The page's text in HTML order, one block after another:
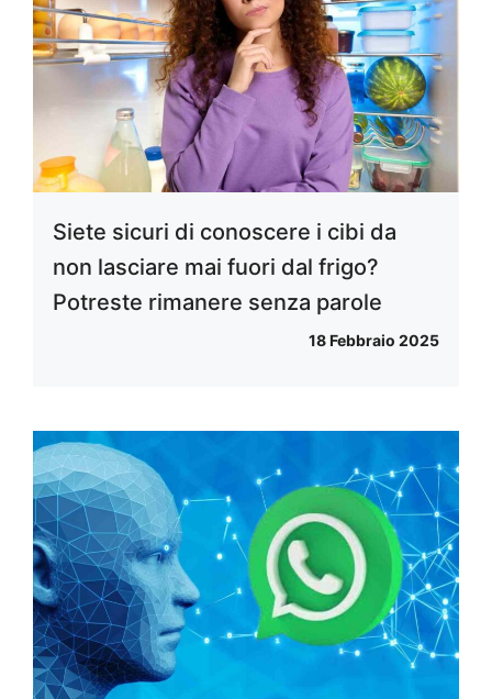
Siete sicuri di conoscere i cibi da
non lasciare mai fuori dal frigo?
Potreste rimanere senza parole
18 Febbraio 2025